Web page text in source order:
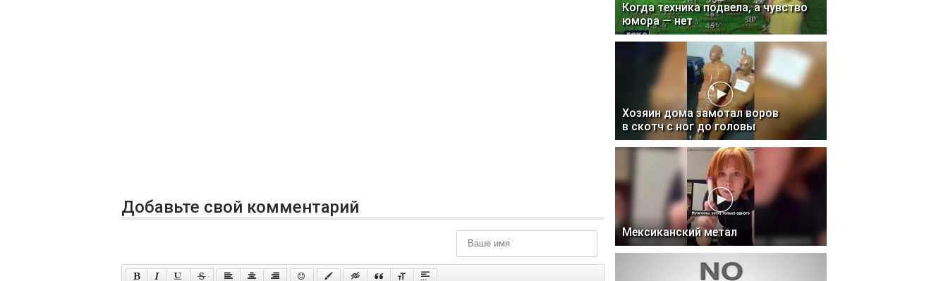
Добавьте свой комментарий
Когда техника подвела, а чувство
юмора — нет
Хозяин дома замотал воров
в скотч с ног до головы
Мексиканский метал